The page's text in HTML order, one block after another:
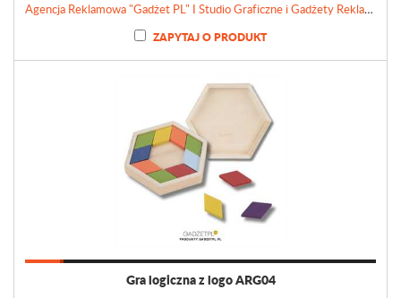
Agencja Reklamowa "Gadżet PL" I Studio Graficzne i Gadżety Reklamowe
ZAPYTAJ O PRODUKT
Gra logiczna z logo ARG04